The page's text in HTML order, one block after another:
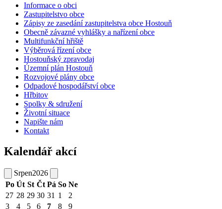
Informace o obci
Zastupitelstvo obce
Zápisy ze zasedání zastupitelstva obce Hostouň
Obecně závazné vyhlášky a nařízení obce
Multifunkční hřiště
Výběrová řízení obce
Hostouňský zpravodaj
Územní plán Hostouň
Rozvojové plány obce
Odpadové hospodářství obce
Hřbitov
Spolky & sdružení
Životní situace
Napište nám
Kontakt
Kalendář akcí
Srpen2026
Po Út St Čt Pá So Ne
27 28 29 30 31 1
2
3
4 5 6 7 8
9